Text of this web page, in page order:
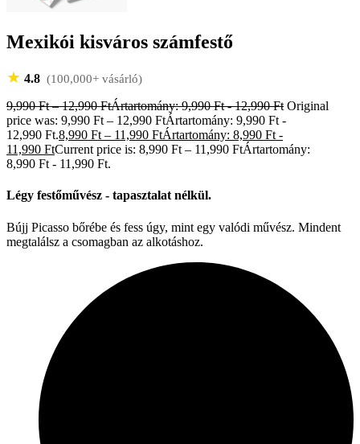
Mexikói kisváros számfestő
★ 4.8 (100,000+ vásárló)
9,990Ft – 12,990FtÁrtartomány: 9,990 Ft - 12,990 Ft Original
price was: 9,990 Ft – 12,990 FtÁrtartomány: 9,990 Ft -
12,990 Ft.8,990 Ft – 11,990 FtÁrtartomány: 8,990 Ft -
11,990 FtCurrent price is: 8,990 Ft – 11,990 FtÁrtartomány:
8,990 Ft - 11,990 Ft.
Légy festőművész - tapasztalat nélkül.
Bújj Picasso bőrébe és fess úgy, mint egy valódi művész. Mindent
megtalálsz a csomagban az alkotáshoz.